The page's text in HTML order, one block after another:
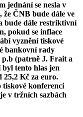
jednání se nesla v
ČNB bude dále ve
bude dále restriktivní
pokud se inflace
vyznění tiskové
bankovní rady
p.b (patrně J. Frait a
tento hlas jen
Kč za euro.
konferenci
v tržních sazbách